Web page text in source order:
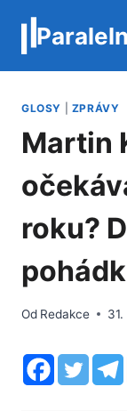
obsah
GLOSY ZPRÁVY
Martin
roku?
Od Redakce